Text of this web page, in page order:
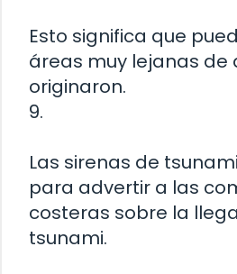
Esto significa que
áreas muy lejanas de
originaron.
9.
Las sirenas de
para advertir a las
costeras sobre la
tsunami.